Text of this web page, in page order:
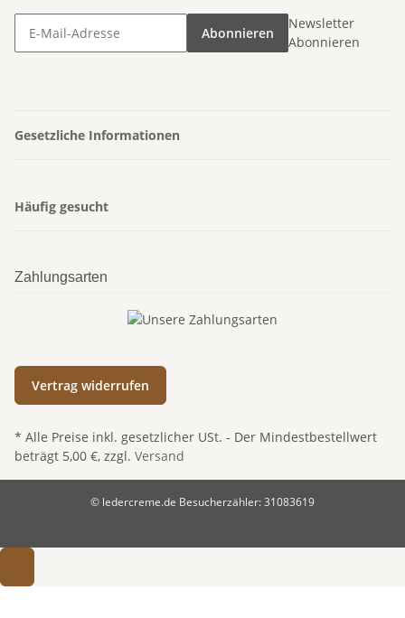
Abonnieren
Newsletter
Abonnieren
Gesetzliche Informationen
Häufig gesucht
Zahlungsarten
Vertrag widerrufen
* Alle Preise inkl. gesetzlicher USt. - Der Mindestbestellwert
beträgt 5,00 €, zzgl. Versand
© ledercreme.de Besucherzähler: 31083619